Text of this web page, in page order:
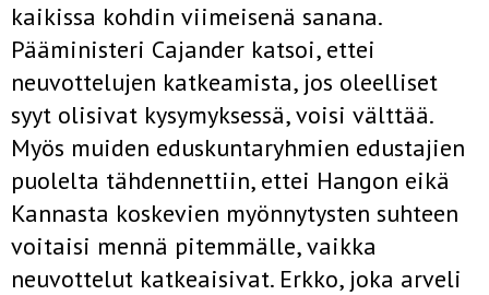
kaikissa kohdin viimeisenä sanana.
Pääministeri Cajander katsoi, ettei
neuvottelujen katkeamista, jos oleelliset
syyt olisivat kysy­myksessä, voisi välttää.
Myös muiden eduskuntaryhmien edustajien
puo­lelta tähdennettiin, ettei Hangon eikä
Kannasta koskevien myönnytys­ten suhteen
voitaisi mennä pitemmälle, vaikka
neuvottelut katkeaisivat. Erkko, joka arveli